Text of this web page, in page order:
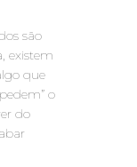
são
existem
que
o
do